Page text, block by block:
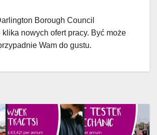
Borough Council
nowych ofert pracy. Być może
Wam do gustu.